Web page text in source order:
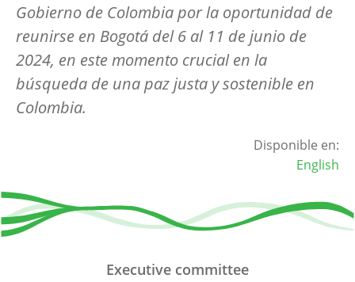
Gobierno de Colombia por la oportunidad de
reunirse en Bogotá del 6 al 11 de junio de
2024, en este momento crucial en la
búsqueda de una paz justa y sostenible en
Colombia.
Disponible en:
English
Executive committee